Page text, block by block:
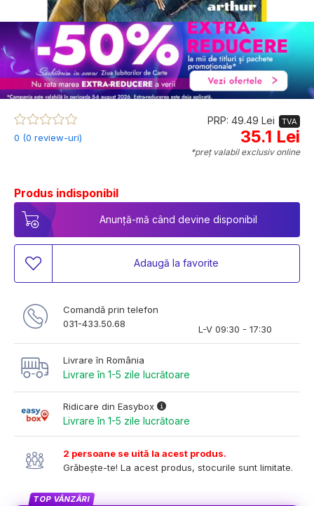
0 (0 review-uri)
PRP: 49.49 Lei TVA
35.1 Lei
*preț valabil exclusiv online
Produs indisponibil
Anunță-mă când devine disponibil
Adaugă la favorite
Comandă prin telefon
031-433.50.68
L-V 09:30 - 17:30
Livrare în România
Livrare în 1-5 zile lucrătoare
Ridicare din Easybox
Livrare în 1-5 zile lucrătoare
2 persoane se uită la acest produs.
Grăbește-te! La acest produs, stocurile sunt limitate.
TOP VÂNZĂRI